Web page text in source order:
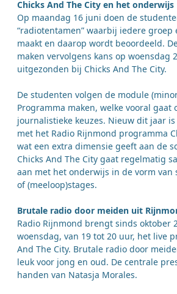
Chicks And The City en het onderwijs
Op maandag 16 juni doen de
“radiotentamen” waarbij iedere
maakt en daarop wordt beoordeeld.
maken vervolgens kans op woensdag
uitgezonden bij Chicks And The City.
De studenten volgen de module
Programma maken, welke vooral gaat
journalistieke keuzes. Nieuw dit jaar
met het Radio Rijnmond programma
wat een extra dimensie geeft aan de
Chicks And The City gaat regelmatig
aan met het onderwijs in de vorm van
of (meeloop)stages.
Brutale radio door meiden uit
Radio Rijnmond brengt sinds oktober
woensdag, van 19 tot 20 uur, het live
And The City. Brutale radio door
leuk voor jong en oud. De centrale
handen van Natasja Morales.